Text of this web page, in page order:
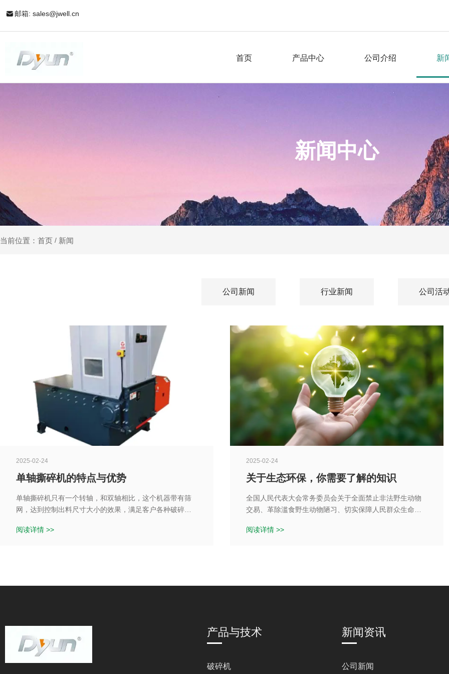
邮箱: sales@jwell.cn
首页 产品中心 公司介绍 新
新闻中心
当前位置：首页 / 新闻
公司新闻 行业新闻 公司活
2025-02-24
单轴撕碎机的特点与优势
单轴撕碎机只有一个转轴，和双轴相比，这个机器带有筛
网，达到控制出料尺寸大小的效果，满足客户各种破碎需
木托盘，布料，纸箱，易拉罐，线缆，生活垃圾等。
阅读详情 >>
2025-02-24
关于生态环保，你需要了解的知识
全国人民代表大会常务委员会关于全面禁止非法野生动物
交易、革除滥食野生动物陋习、切实保障人民群众生命健
生态、科学、社会价值的陆生野生动物”以及其他陆生野生
阅读详情 >>
产品与技术
破碎机
新闻资讯
公司新闻